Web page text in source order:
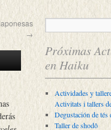
→
Próximas
en Haiku
Actividades y
Activitats i tallers
Degustación de tés
Taller de shodô